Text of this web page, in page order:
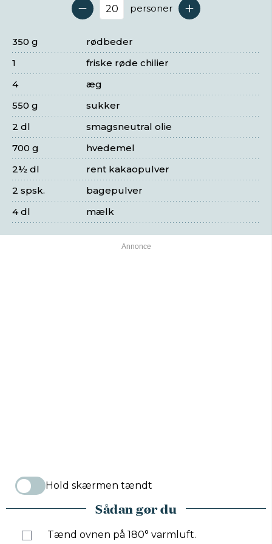
Antal serveringer
personer
rødbeder
350 g
friske røde chilier
1
æg
4
sukker
550 g
smagsneutral olie
2 dl
hvedemel
700 g
rent kakaopulver
2½ dl
bagepulver
2 spsk.
mælk
4 dl
Hold skærmen tændt
Sådan gør du
Tænd ovnen på 180° varmluft.